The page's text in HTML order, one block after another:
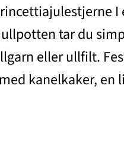
tar du
eller ullfilt.
kanelkaker,